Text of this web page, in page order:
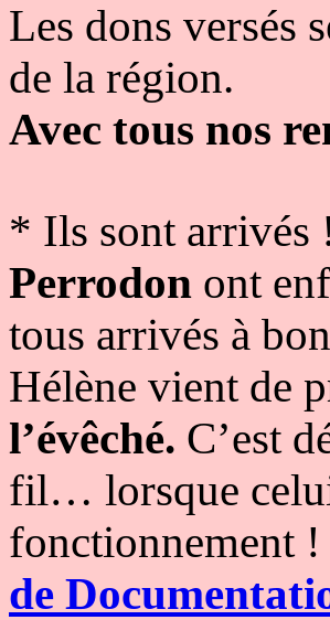
Les dons versés
de la région.
Avec tous nos
* Ils sont arrivés
Perrodon ont
tous arrivés à
Hélène vient de
l’évêché. C’est
fil… lorsque
fonctionnement
de